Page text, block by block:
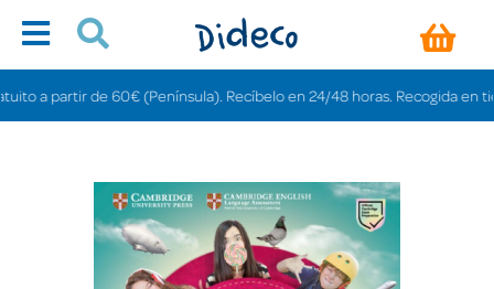
a partir de 60€ (Península). Recíbelo en 24/48 horas. Recogida en